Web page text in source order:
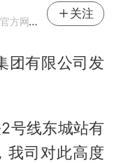
网易号
关注
团有限公司发
号线东城站有
我司对此高度